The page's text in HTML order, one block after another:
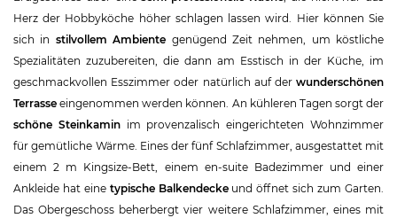
Herz der Hobbyköche höher schlagen lassen wird. Hier können Sie
sich in stilvollem Ambiente genügend Zeit nehmen, um köstliche
Spezialitäten zuzubereiten, die dann am Esstisch in der Küche, im
geschmackvollen Esszimmer oder natürlich auf der wunderschönen
Terrasse eingenommen werden können. An kühleren Tagen sorgt der
schöne Steinkaminim provenzalisch eingerichteten Wohnzimmer
für gemütliche Wärme. Eines der fünf Schlafzimmer, ausgestattet mit
einem 2 m Kingsize-Bett, einem en-suite Badezimmer und einer
Ankleide hat eine typische Balkendeckeund öffnet sich zum Garten.
Das Obergeschoss beherbergt vier weitere Schlafzimmer, eines mit